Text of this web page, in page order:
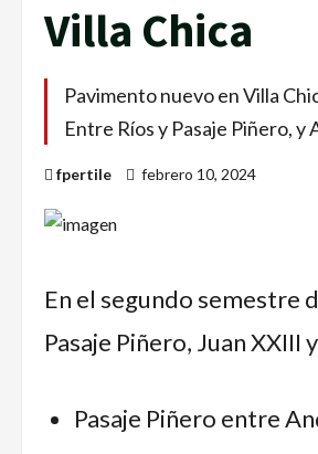
Villa Chica
Pavimento nuevo en Villa
Entre Ríos y Pasaje Piñero, y
fpertile febrero 10, 2024
En el segundo semestre
Pasaje Piñero, Juan
Pasaje Piñero entre